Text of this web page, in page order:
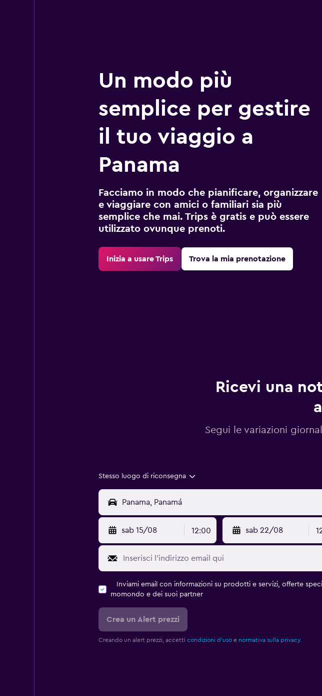
Un modo più
semplice per gestire
il tuo viaggio a
Panama
Facciamo in modo che pianificare, organizzare
e viaggiare con amici o familiari sia più
semplice che mai. Trips è gratis e può essere
utilizzato ovunque prenoti.
Inizia a usare Trips Trova la mia prenotazione
Ricevi una
Segui le variazioni
Stesso luogo di riconsegna
sab 15/08 12:00 sab 22/08
Inviami email con informazioni su prodotti e servizi, offerte
momondo e dei suoi partner
Crea un Alert prezzi
Creando un alert prezzi, accetti condizioni d'usoe normativa sulla privacy.